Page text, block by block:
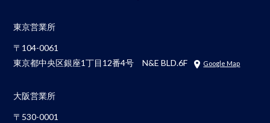
東京営業所
〒104-0061
東京都中央区銀座1丁目12番4号 N&E BLD.6F
Google Map
大阪営業所
〒530-0001